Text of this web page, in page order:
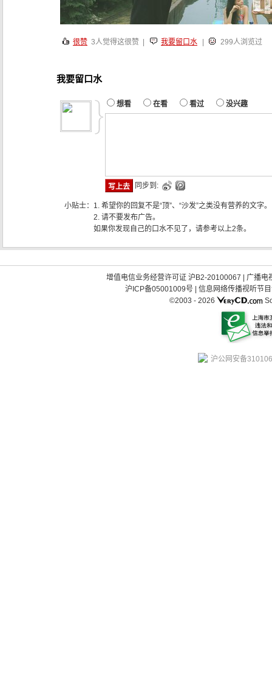
很赞 3人觉得这很赞 | 我要留口水 299人浏览过
我要留口水
想看 在看 看过 没兴趣
同步到:
小贴士： 1. 希望你的回复不是“顶”、“沙发”之类没有营养的文字。
2. 请不要发布广告。
如果你发现自己的口水不见了，请参考以上2条。
增值电信业务经营许可证 沪B2-20100067 | 广播电
沪ICP备05001009号| 信息网络传播视听节
©2003 - 2026
沪公网安备